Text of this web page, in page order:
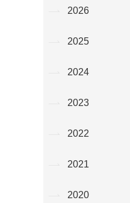
2026
2025
2024
2023
2022
2021
2020